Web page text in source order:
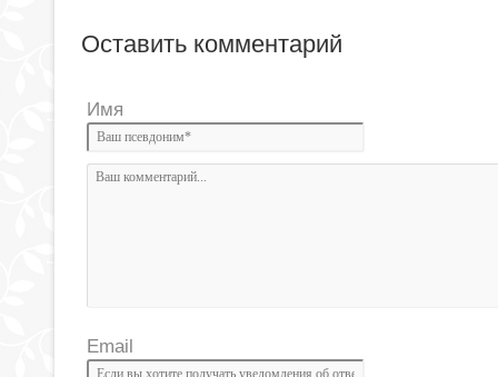
Оставить комментарий
Имя
Email